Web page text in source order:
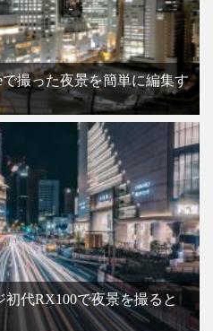
で撮った夜景を簡単に編集す
代RX100で夜景を撮ると